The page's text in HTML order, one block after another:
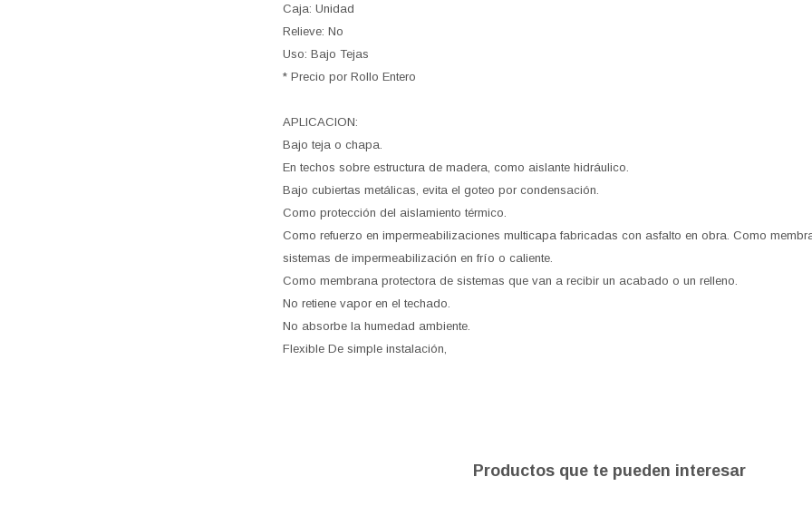
Caja: Unidad
Relieve: No
Uso: Bajo Tejas
* Precio por Rollo Entero
APLICACION:
Bajo teja o chapa.
En techos sobre estructura de madera, como aislante hidráulico.
Bajo cubiertas metálicas, evita el goteo por condensación.
Como protección del aislamiento térmico.
Como refuerzo en impermeabilizaciones multicapa fabricadas con asfalto en obra. Como
sistemas de impermeabilización en frío o caliente.
Como membrana protectora de sistemas que van a recibir un acabado o un relleno.
No retiene vapor en el techado.
No absorbe la humedad ambiente.
Flexible De simple instalación,
Productos que te pueden interesar